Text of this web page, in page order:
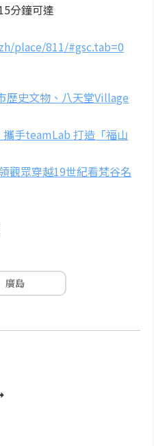
分鐘可達
place/811/#gsc.tab=0
歷史文物、八天堂Village
手teamLab 打造「福山
觀眾穿越19世紀看梵谷名
廣島